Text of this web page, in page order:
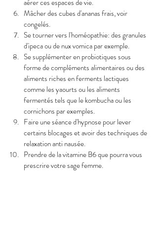
aérer ces espaces de vie.
Mâcher des cubes d'ananas frais, voir
congelés.
Se tourner vers l'homéopathie: des granules
d'ipeca ou de nux vomica par exemple.
Se supplémenter en probiotiques sous
forme de compléments alimentaires ou des
aliments riches en ferments lactiques
comme les yaourts ou les aliments
fermentés tels que le kombucha ou les
cornichons par exemples.
Faire une séance d'hypnose pour lever
certains blocages et avoir des techniques de
relaxation anti nausée.
Prendre de la vitamine B6 que pourra vous
prescrire votre sage femme.